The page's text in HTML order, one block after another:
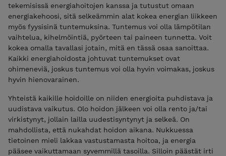
tekemisissä energiahoitojen kanssa ja tutustut omaan
energiakehoosi, sitä selkeämmin alat kokea energian liikkeen
myös fyysisinä tuntemuksina. Tuntemus voi olla lämpötilan
vaihtelua, kihelmöintiä, pyörteen tai paineen tunnetta. Voit
kokea omalla tavallasi jotain, mitä en tässä osaa sanoittaa.
Kaikki energiahoidosta johtuvat tuntemukset ovat
ohimeneviä, joskus tuntemus voi olla hyvin voimakas, joskus
hyvin hienovarainen.
Yhteistä kaikille hoidoille on niiden energioita puhdistava ja
uudistava vaikutus. Olo hoidon jälkeen voi olla rento ja/tai
virkistynyt, jollain lailla uudestisyntynyt ja selkeä. On
mahdollista, että nukahdat hoidon aikana. Nukkuessa
tietoinen mieli lakkaa vastustamasta hoitoa, ja energia
pääsee vaikuttamaan syvemmillä tasoilla. Silloin päästät irti